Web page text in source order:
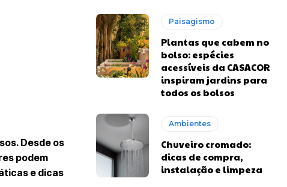
Desde os
podem
e dicas
Paisagismo
Plantas que cabem no
bolso: espécies
acessíveis da CASACOR
inspiram jardins para
todos os bolsos
Ambientes
Chuveiro cromado:
dicas de compra,
instalação e limpeza